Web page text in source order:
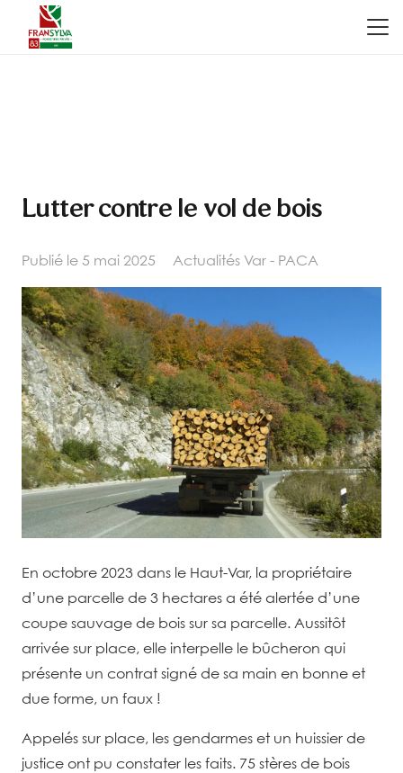
Lutter contre le vol de bois
Publié le 5 mai 2025 Actualités Var - PACA
En octobre 2023 dans le Haut-Var, la propriétaire
d’une parcelle de 3 hectares a été alertée d’une
coupe sauvage de bois sur sa parcelle. Aussitôt
arrivée sur place, elle interpelle le bûcheron qui
présente un contrat signé de sa main en bonne et
due forme, un faux !
Appelés sur place, les gendarmes et un huissier de
justice ont pu constater les faits. 75 stères de bois